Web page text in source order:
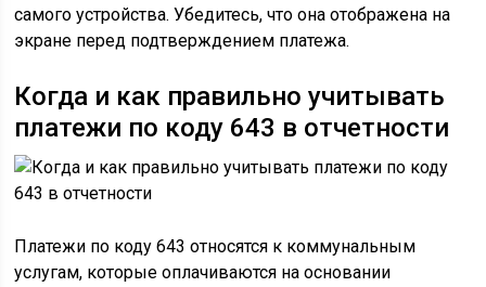
самого устройства. Убедитесь, что она отображена на
экране перед подтверждением платежа.
Когда и как правильно учитывать
платежи по коду 643 в отчетности
Платежи по коду 643 относятся к коммунальным
услугам, которые оплачиваются на основании